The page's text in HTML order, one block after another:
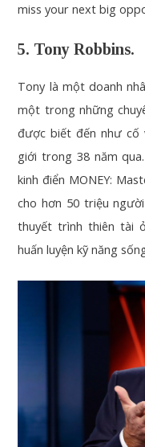
miss your next big
5. Tony Robbins.
Tony là một doanh
một trong những
được biết đến như cố
giới trong 38 năm
kinh điển MONEY:
cho hơn 50 triệu
thuyết trình thiên tài
huấn luyện kỹ năng